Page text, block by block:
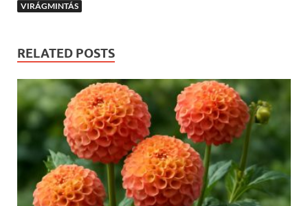
VIRÁGMINTÁS
RELATED POSTS